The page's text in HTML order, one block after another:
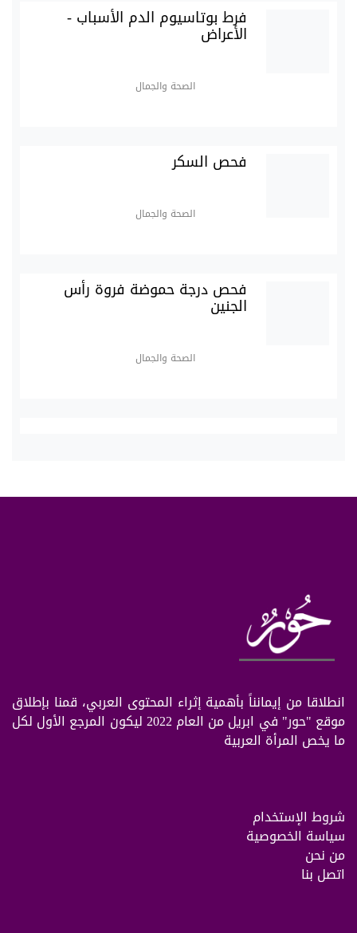
فرط بوتاسيوم الدم الأسباب -
الأعراض
الصحة والجمال
فحص السكر
الصحة والجمال
فحص درجة حموضة فروة رأس
الجنين
الصحة والجمال
انطلاقا من إيمانناً بأهمية إثراء المحتوى العربي، قمنا بإطلاق
موقع "حور" في ابريل من العام 2022 ليكون المرجع الأول لكل
ما يخص المرأة العربية
شروط الإستخدام
سياسة الخصوصية
من نحن
اتصل بنا